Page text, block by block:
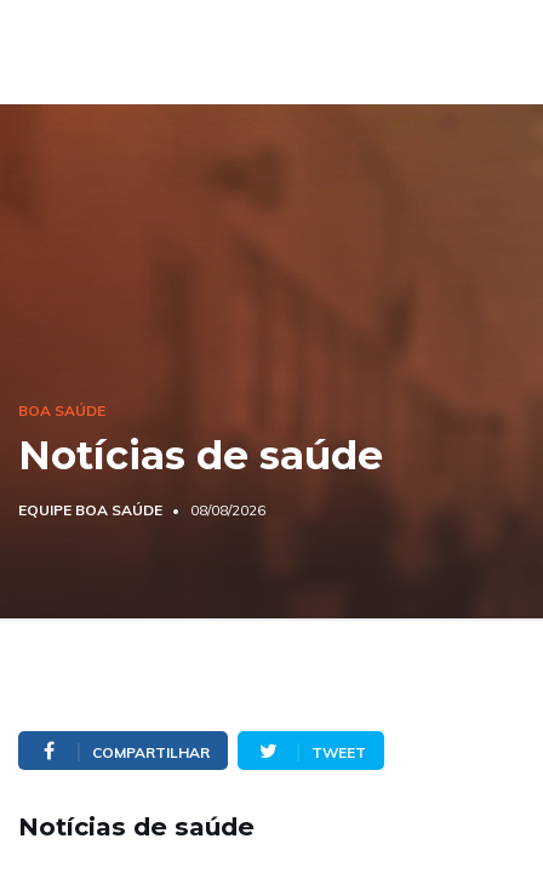
BOA SAÚDE
Notícias de saúde
EQUIPE BOA SAÚDE 08/08/2026
COMPARTILHAR TWEET
Notícias de saúde